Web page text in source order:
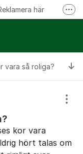
här
Facebook
Kommentarsregler
vara så roliga?
kor vara
hört talas om